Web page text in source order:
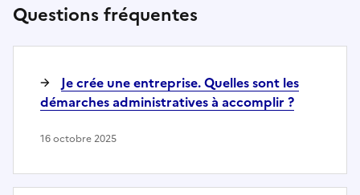
Questions fréquentes
Je crée une entreprise. Quelles sont les
démarches administratives à accomplir ?
16 octobre 2025